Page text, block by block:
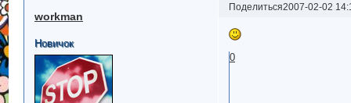
Поделиться2007-02-02
workman
Новичок
0